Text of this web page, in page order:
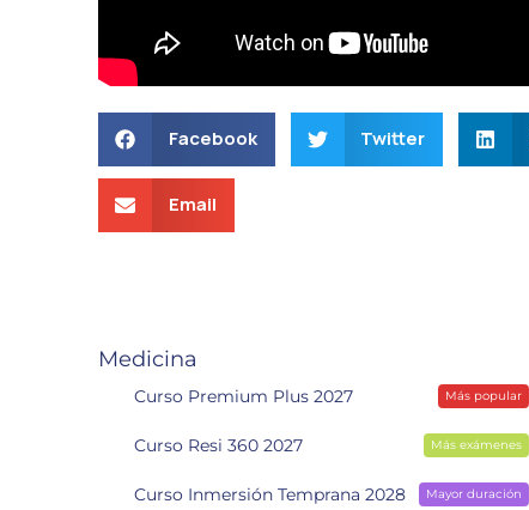
Facebook Twitter
Email
Medicina
Curso Premium Plus 2027 Más popular
Curso Resi 360 2027 Más exámenes
Curso Inmersión Temprana 2028 Mayor duración